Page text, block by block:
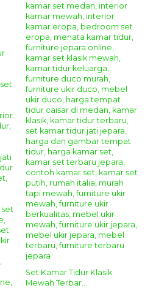
Set Kamar Tidur Klasik
Mewah Terbar....